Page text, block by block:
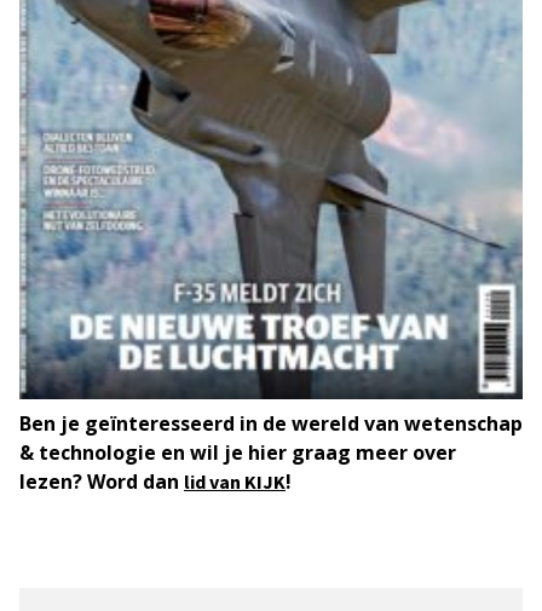
Ben je geïnteresseerd in de wereld van wetenschap
& technologie en wil je hier graag meer over
lezen? Word dan lid van KIJK!